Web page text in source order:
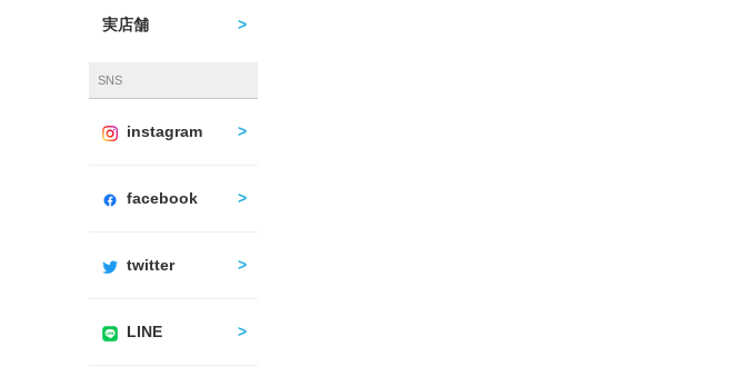
実店舗
SNS
instagram
facebook
twitter
LINE